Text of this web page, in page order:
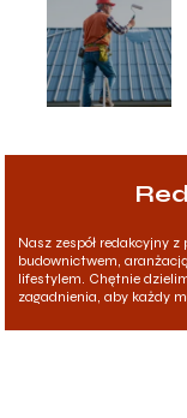
Nasz zespół redakcyjny
budownictwem,
lifestylem. Chętnie
zagadnienia, aby każdy